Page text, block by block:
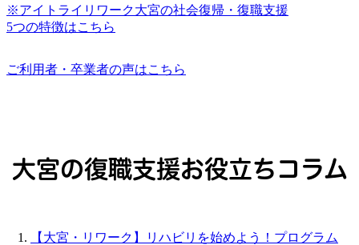
※アイトライリワーク大宮の社会復帰・復職支援
5つの特徴はこちら
ご利用者・卒業者の声はこちら
大宮の復職支援お役立ちコラム
【大宮・リワーク】リハビリを始めよう！プログラム